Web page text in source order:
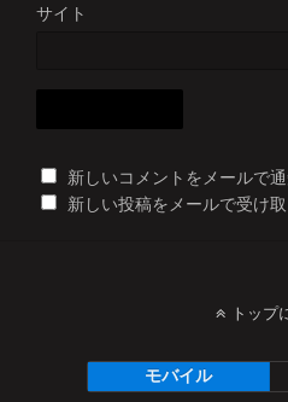
サイト
新しいコメントをメールで
新しい投稿をメールで受け
トップ
モバイル